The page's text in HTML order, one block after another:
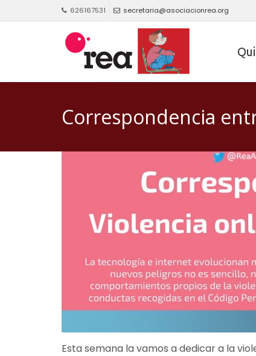
626167531 secretaria@asociacionrea.org
Correspondencia
Esta semana la vamos a dedicar a la